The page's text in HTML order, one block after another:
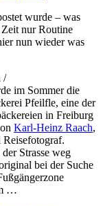
wurde – was
Zeit nur Routine
nun wieder was
/
im Sommer die
Pfeilfle, eine der
in Freiburg
Karl-Heinz Raach,
Reisefotograf.
Strasse weg
bei der Suche
…